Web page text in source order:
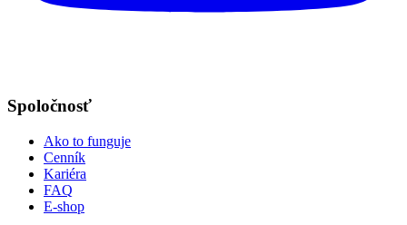
Spoločnosť
Ako to funguje
Cenník
Kariéra
FAQ
E-shop